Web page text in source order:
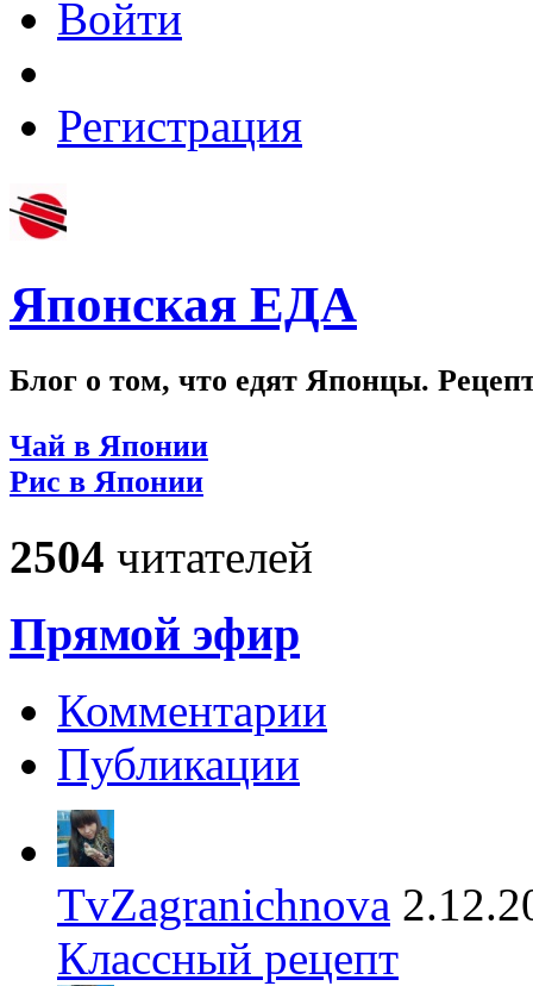
Войти
Регистрация
Японская ЕДА
Блог о том, что едят Японцы.
Чай в Японии
Рис в Японии
2504 читателей
Прямой эфир
Комментарии
Публикации
TvZagranichnova
Классный рецепт